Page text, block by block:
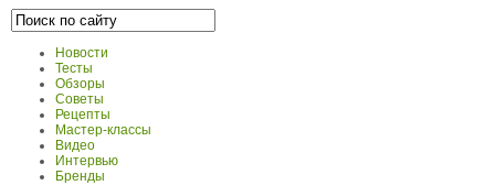
Новости
Тесты
Обзоры
Советы
Рецепты
Мастер-классы
Видео
Интервью
Бренды